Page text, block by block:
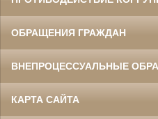
ОБРАЩЕНИЯ ГРАЖДАН
ВНЕПРОЦЕССУАЛЬНЫЕ
КАРТА САЙТА